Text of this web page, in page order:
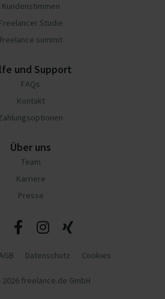
Kundenstimmen
Freelancer Studie
freelance summit
und Support
FAQs
Kontakt
Über uns
Team
Karriere
Presse
Datenschutz Cookies
2026 freelance.de GmbH